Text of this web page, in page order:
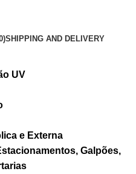
SHIPPING AND DELIVERY
UV
e Externa
Galpões,